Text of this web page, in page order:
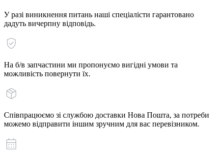
У разі виникнення питань наші спеціалісти гарантовано
дадуть вичерпну відповідь.
На б/в запчастини ми пропонуємо вигідні умови та
можливість повернути їх.
Співпрацюємо зі службою доставки Нова Пошта, за потреби
можемо відправити іншим зручним для вас перевізником.